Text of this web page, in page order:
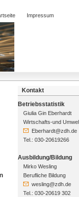
Impressum
Kontakt
Betriebsstatistik
Giulia Gin Eberhardt
Wirtschafts-und
Eberhardt@zdh.de
Tel.: 030-20619266
Ausbildung/Bildung
Mirko Wesling
Berufliche Bildung
wesling@zdh.de
Tel.: 030-20619 302